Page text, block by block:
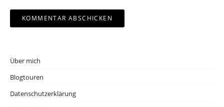
Über mich
Blogtouren
Datenschutzerklärung